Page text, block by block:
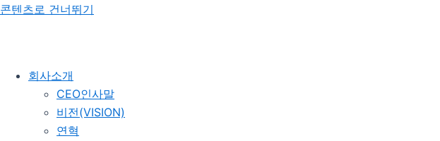
콘텐츠로 건너뛰기
회사소개
CEO인사말
비전(VISION)
연혁